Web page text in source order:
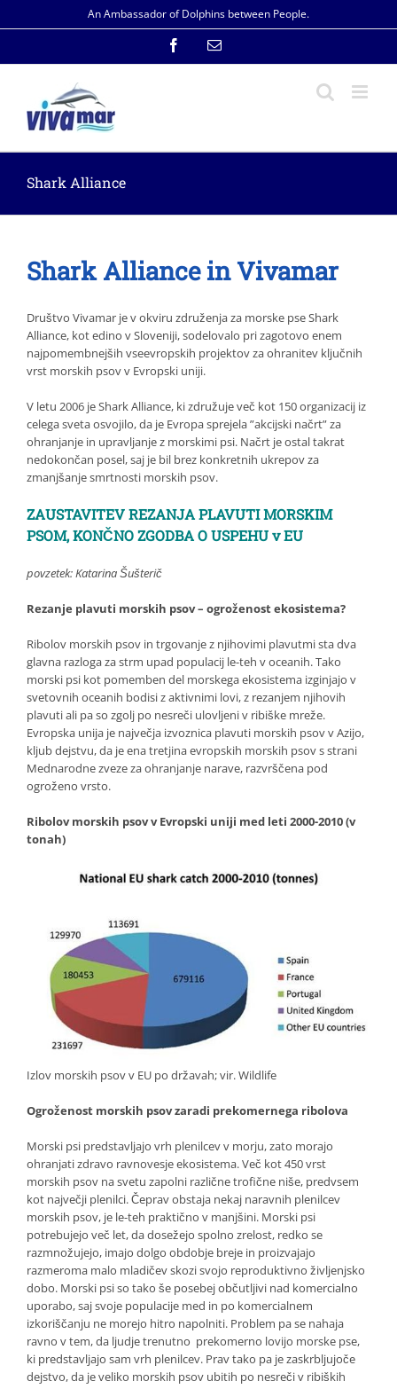
to
An Ambassador of Dolphins between People.
FacebookEmail
Shark Alliance
Shark Alliance in Vivamar
Društvo Vivamar je v okviru združenja za morske pse Shark
Alliance, kot edino v Sloveniji, sodelovalo pri zagotovo enem
najpomembnejših vseevropskih projektov za ohranitev ključnih
vrst morskih psov v Evropski uniji.
V letu 2006 je Shark Alliance, ki združuje več kot 150 organizacij iz
celega sveta osvojilo, da je Evropa sprejela ”akcijski načrt” za
ohranjanje in upravljanje z morskimi psi. Načrt je ostal takrat
nedokončan posel, saj je bil brez konkretnih ukrepov za
zmanjšanje smrtnosti morskih psov.
ZAUSTAVITEV REZANJA PLAVUTI MORSKIM
PSOM, KONČNO ZGODBA O USPEHU v EU
povzetek: Katarina Šušterič
Rezanje plavuti morskih psov – ogroženost ekosistema?
Ribolov morskih psov in trgovanje z njihovimi plavutmi sta dva
glavna razloga za strm upad populacij le-teh v oceanih. Tako
morski psi kot pomemben del morskega ekosistema izginjajo v
svetovnih oceanih bodisi z aktivnimi lovi, z rezanjem njihovih
plavuti ali pa so zgolj po nesreči ulovljeni v ribiške mreže.
Evropska unija je največja izvoznica plavuti morskih psov v Azijo,
kljub dejstvu, da je ena tretjina evropskih morskih psov s strani
Mednarodne zveze za ohranjanje narave, razvrščena pod
ogroženo vrsto.
Ribolov morskih psov v Evropski uniji med leti 2000-2010 (v
tonah)
Izlov morskih psov v EU po državah; vir. Wildlife
Ogroženost morskih psov zaradi prekomernega ribolova
Morski psi predstavljajo vrh plenilcev v morju, zato morajo
ohranjati zdravo ravnovesje ekosistema. Več kot 450 vrst
morskih psov na svetu zapolni različne trofične niše, predvsem
kot največji plenilci. Čeprav obstaja nekaj naravnih plenilcev
morskih psov, je le-teh praktično v manjšini. Morski psi
potrebujejo več let, da dosežejo spolno zrelost, redko se
razmnožujejo, imajo dolgo obdobje breje in proizvajajo
razmeroma malo mladičev skozi svojo reproduktivno življenjsko
dobo. Morski psi so tako še posebej občutljivi nad komercialno
uporabo, saj svoje populacije med in po komercialnem
izkoriščanju ne morejo hitro napolniti. Problem pa se nahaja
ravno v tem, da ljudje trenutno prekomerno lovijo morske pse,
ki predstavljajo sam vrh plenilcev. Prav tako pa je zaskrbljujoče
dejstvo, da je veliko morskih psov ubitih po nesreči v ribiških